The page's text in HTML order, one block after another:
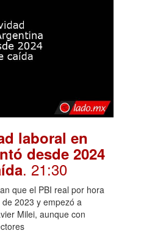
laboral en
desde 2024
. 21:30
que el PBI real por hora
2023 y empezó a
Milei, aunque con